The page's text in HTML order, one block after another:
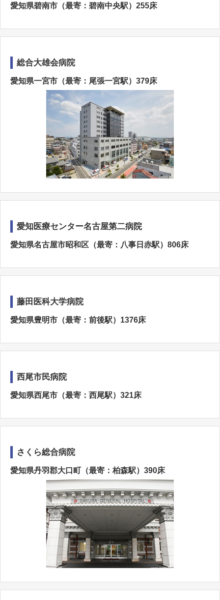
愛知県碧南市（最寄：碧南中央駅）255床
総合大雄会病院
愛知県一宮市（最寄：尾張一宮駅）379床
愛知医療センター名古屋第二病院
愛知県名古屋市昭和区（最寄：八事日赤駅）806床
藤田医科大学病院
愛知県豊明市（最寄：前後駅）1376床
西尾市民病院
愛知県西尾市（最寄：西尾駅）321床
さくら総合病院
愛知県丹羽郡大口町（最寄：柏森駅）390床